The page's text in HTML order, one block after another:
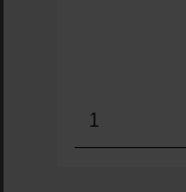
Produkt